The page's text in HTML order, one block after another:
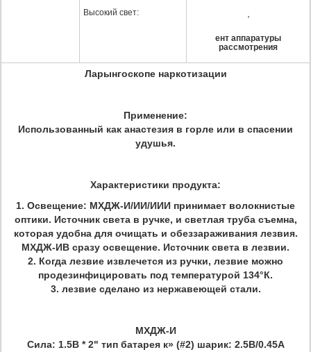
Высокий свет:
ент аппаратуры
рассмотрения
Ларынгоскопе наркотизации
Применение:
Использованный как анастезия в горле или в спасении
удушья.
Характеристики продукта:
1. Освещение: МХДЖ-И/ИИ/ИИИ принимает волокнистые
оптики. Источник света в ручке, и светлая труба съемна,
которая удобна для очищать и обеззараживания лезвия.
МХДЖ-ИВ сразу освещение. Источник света в лезвии.
2. Когда лезвие извлечется из ручки, лезвие можно
продезинфицировать под температурой 134°К.
3. лезвие сделано из нержавеющей стали.
МХДЖ-И
Сила: 1.5В * 2" тип батарея к» (#2) шарик: 2.5В/0.45А